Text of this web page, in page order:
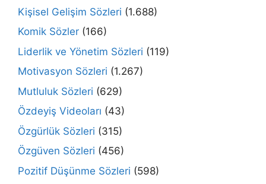
Kişisel Gelişim Sözleri (1.688)
Komik Sözler (166)
Liderlik ve Yönetim Sözleri (119)
Motivasyon Sözleri (1.267)
Mutluluk Sözleri (629)
Özdeyiş Videoları (43)
Özgürlük Sözleri (315)
Özgüven Sözleri (456)
Pozitif Düşünme Sözleri (598)